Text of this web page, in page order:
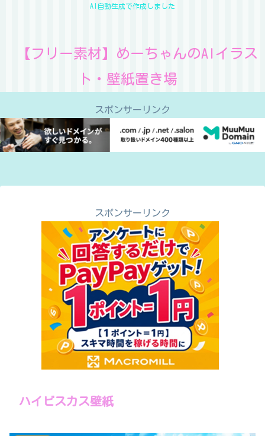
AI自動生成で作成しました
【フリー素材】めーちゃんのAIイラス
ト・壁紙置き場
スポンサーリンク
スポンサーリンク
ハイビスカス壁紙